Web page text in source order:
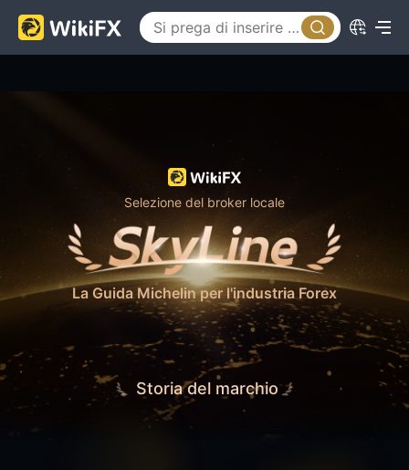
Selezione del broker locale
La Guida Michelin per l'industria Forex
Storia del marchio